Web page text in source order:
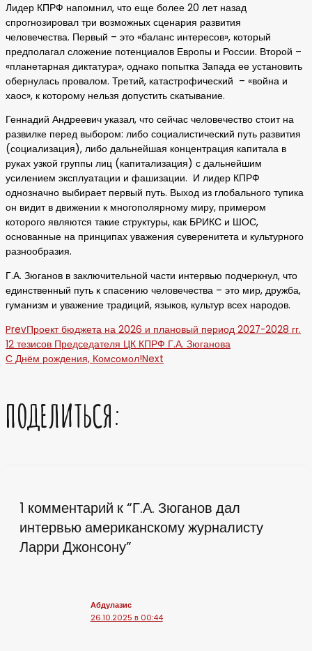
Лидер КПРФ напомнил, что еще более 20 лет назад
спрогнозировал три возможных сценария развития
человечества. Первый – это «баланс интересов», который
предполагал сложение потенциалов Европы и России. Второй –
«планетарная диктатура», однако попытка Запада ее установить
обернулась провалом. Третий, катастрофический – «война и
хаос», к которому нельзя допустить скатывание.
Геннадий Андреевич указал, что сейчас человечество стоит на
развилке перед выбором: либо социалистический путь развития
(социализация), либо дальнейшая концентрация капитала в
руках узкой группы лиц (капитализация) с дальнейшим
усилением эксплуатации и фашизации. И лидер КПРФ
однозначно выбирает первый путь. Выход из глобального тупика
он видит в движении к многополярному миру, примером
которого являются такие структуры, как БРИКС и ШОС,
основанные на принципах уважения суверенитета и культурного
разнообразия.
Г.А. Зюганов в заключительной части интервью подчеркнул, что
единственный путь к спасению человечества – это мир, дружба,
гуманизм и уважение традиций, языков, культур всех народов.
PrevПроект бюджета на 2026 и плановый период 2027-2028 гг.
12 тезисов Председателя ЦК КПРФ Г.А. Зюганова
С Днём рождения, Комсомол!Next
ПОДЕЛИТЬСЯ:
1 комментарий к “Г.А. Зюганов дал
интервью американскому журналисту
Ларри Джонсону”
Абдулазис
26.10.2025 в 00:44